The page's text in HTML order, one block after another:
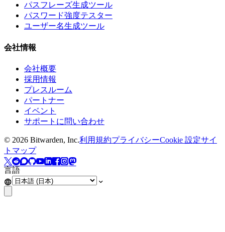
パスフレーズ生成ツール
パスワード強度テスター
ユーザー名生成ツール
会社情報
会社概要
採用情報
プレスルーム
パートナー
イベント
サポートに問い合わせ
© 2026 Bitwarden, Inc.利用規約プライバシーCookie 設定サイ
トマップ
言語